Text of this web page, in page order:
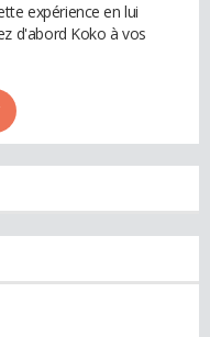
expérience en lui
d'abord Koko à vos